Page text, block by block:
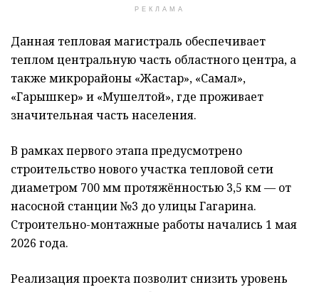
РЕКЛАМА
Данная тепловая магистраль обеспечивает
теплом центральную часть областного центра, а
также микрорайоны «Жастар», «Самал»,
«Гарышкер» и «Мушелтой», где проживает
значительная часть населения.
В рамках первого этапа предусмотрено
строительство нового участка тепловой сети
диаметром 700 мм протяжённостью 3,5 км — от
насосной станции №3 до улицы Гагарина.
Строительно-монтажные работы начались 1 мая
2026 года.
Реализация проекта позволит снизить уровень